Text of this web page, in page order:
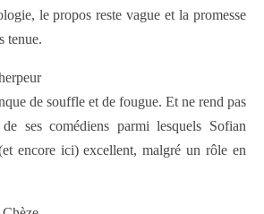
le propos reste vague et la promesse
tenue.
de souffle et de fougue. Et ne rend pas
ses comédiens parmi lesquels Sofian
encore ici) excellent, malgré un rôle en